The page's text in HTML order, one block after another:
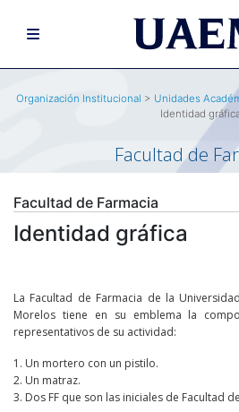
Organización Institucional > Unidades
Identidad
Facultad de
Facultad de Farmacia
Identidad gráfica
La Facultad de Farmacia de la
Morelos tiene en su emblema la
representativos de su actividad:
1. Un mortero con un pistilo.
2. Un matraz.
3. Dos FF que son las iniciales de Facultad